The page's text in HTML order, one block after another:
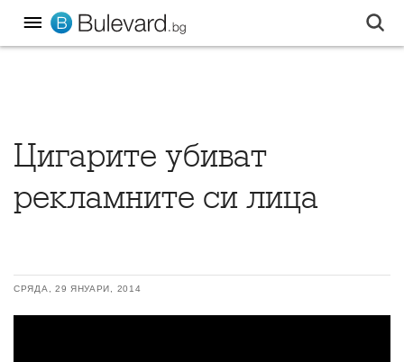
Цигарите убиват
рекламните си лица
СРЯДА, 29 ЯНУАРИ, 2014